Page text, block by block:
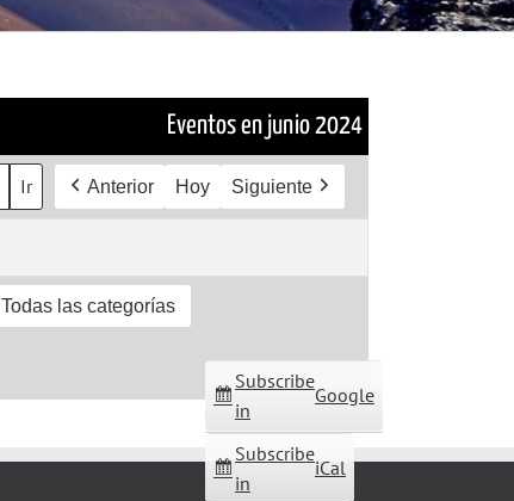
Eventos en junio 2024
Anterior Hoy Siguiente
Todas las categorías
Subscribe
in
Google
Subscribe
in
iCal